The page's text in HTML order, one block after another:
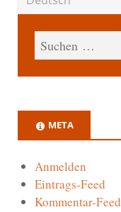
META
Anmelden
Eintrags-Feed
Kommentar-Feed